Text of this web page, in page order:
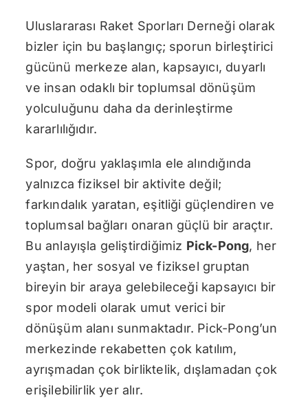
Uluslararası Raket Sporları Derneği olarak
bizler için bu başlangıç; sporun birleştirici
gücünü merkeze alan, kapsayıcı, duyarlı
ve insan odaklı bir toplumsal dönüşüm
yolculuğunu daha da derinleştirme
kararlılığıdır.
Spor, doğru yaklaşımla ele alındığında
yalnızca fiziksel bir aktivite değil;
farkındalık yaratan, eşitliği güçlendiren ve
toplumsal bağları onaran güçlü bir araçtır.
Bu anlayışla geliştirdiğimiz Pick-Pong, her
yaştan, her sosyal ve fiziksel gruptan
bireyin bir araya gelebileceği kapsayıcı bir
spor modeli olarak umut verici bir
dönüşüm alanı sunmaktadır. Pick-Pong’un
merkezinde rekabetten çok katılım,
ayrışmadan çok birliktelik, dışlamadan çok
erişilebilirlik yer alır.